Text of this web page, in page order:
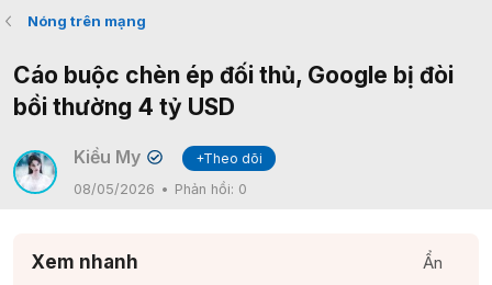
Nóng trên mạng
Cáo buộc chèn ép đối thủ, Google bị đòi
bồi thường 4 tỷ USD
Kiều My ✔
+Theo dõi
08/05/2026
Phản hồi: 0
Xem nhanh
Ẩn